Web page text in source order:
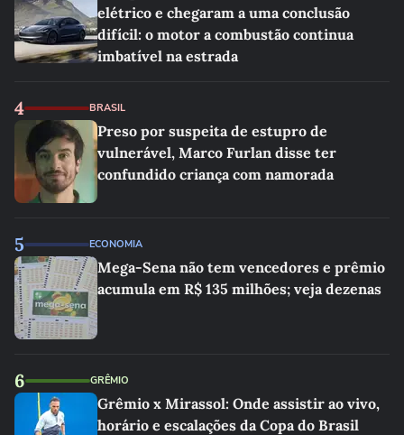
elétrico e chegaram a uma conclusão
difícil: o motor a combustão continua
imbatível na estrada
4 BRASIL
Preso por suspeita de estupro de
vulnerável, Marco Furlan disse ter
confundido criança com namorada
5 ECONOMIA
Mega-Sena não tem vencedores e prêmio
acumula em R$ 135 milhões; veja dezenas
6 GRÊMIO
Grêmio x Mirassol: Onde assistir ao vivo,
horário e escalações da Copa do Brasil